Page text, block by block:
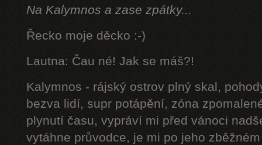
Na Kalymnos a zase zpátky...
Řecko moje děcko :-)
Lautna: Čau né! Jak se máš?!
Kalymnos - rájský ostrov plný skal,
bezva lidí, supr potápění, zóna
plynutí času, vypráví mi před vánoci
vytáhne průvodce, je mi po jeho